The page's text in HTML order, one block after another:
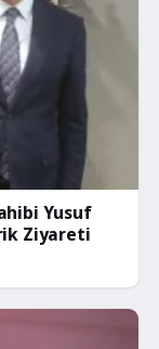
Yusuf
Ziyareti